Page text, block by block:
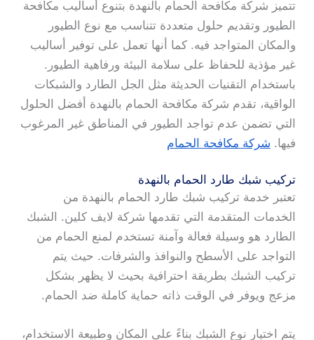
تتميز شركة مكافحة الحمام بالنهدة بتنوع أساليب مكافحة
الطيور وتقديم حلول متعددة تتناسب مع نوع الطيور
والمكان المتواجد فيه. كما أنها تعمل على توفير أساليب
غير مؤذية للحفاظ على سلامة البيئة ورفاهية الطيور.
باستخدام التقنيات الحديثة مثل الجل الطارد والشبكات
الواقية، تقدم شركة مكافحة الحمام بالنهدة أفضل الحلول
التي تضمن عدم تواجد الطيور في المناطق غير المرغوب
فيها. شركة مكافحة الحمام
تركيب شبك طارد الحمام بالنهدة
تعتبر خدمة تركيب شبك طارد الحمام بالنهدة من
الخدمات المتقدمة التي تقدمها شركة لايف كلين. الشبك
الطارد هو وسيلة فعالة وآمنة تستخدم لمنع الحمام من
التواجد على الأسطح والنوافذ والشرفات. حيث يتم
تركيب الشبك بطريقة احترافية بحيث لا يظهر بشكل
مزعج ويوفر في الوقت ذاته حماية كاملة ضد الحمام.
يتم اختيار نوع الشبك بناءً على المكان وطبيعة الاستخدام،